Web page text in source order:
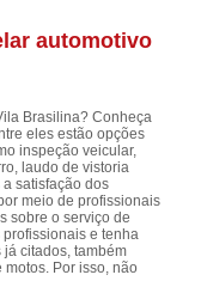
automotivo
Brasilina? Conheça
eles estão opções
inspeção veicular,
laudo de vistoria
satisfação dos
meio de profissionais
sobre o serviço de
e tenha
citados, também
Por isso, não